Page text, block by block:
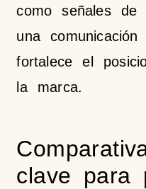
como señales de
una
fortalece el
la marca.
clave para